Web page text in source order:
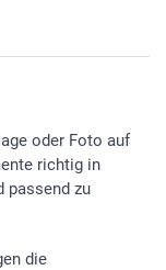
oder Foto auf
richtig in
passend zu
die